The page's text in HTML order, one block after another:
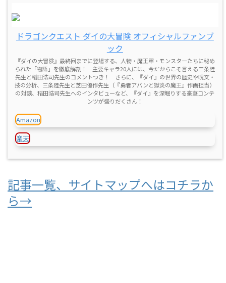
ドラゴンクエスト ダイの大冒険 オフィシャルファンブ
ック
『ダイの大冒険』最終回までに登場する、人物・魔王軍・モンスターたちに秘め
られた「物語」を徹底解剖！ 主要キャラ20人には、今だからこそ言える三条陸
先生と稲田浩司先生のコメントつき！ さらに、『ダイ』の世界の歴史や呪文・
技の分析、三条陸先生と芝田優作先生（『勇者アバンと獄炎の魔王』作画担当）
の対談、稲田浩司先生へのインタビューなど、『ダイ』を深堀りする豪華コンテ
ンツが盛りだくさん！
Amazon
楽天
記事一覧、サイトマップへはコチラか
ら→